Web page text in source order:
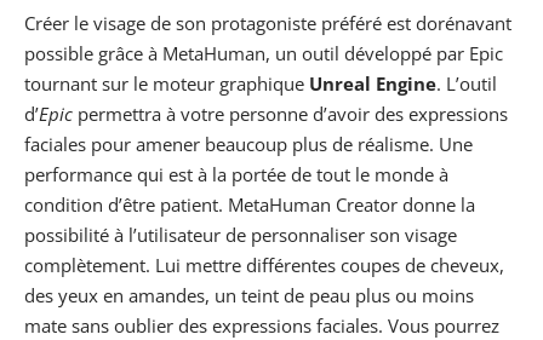
Créer le visage de son protagoniste préféré est dorénavant
possible grâce à MetaHuman, un outil développé par Epic
tournant sur le moteur graphique Unreal Engine. L’outil
d’Epic permettra à votre personne d’avoir des expressions
faciales pour amener beaucoup plus de réalisme. Une
performance qui est à la portée de tout le monde à
condition d’être patient. MetaHuman Creator donne la
possibilité à l’utilisateur de personnaliser son visage
complètement. Lui mettre différentes coupes de cheveux,
des yeux en amandes, un teint de peau plus ou moins
mate sans oublier des expressions faciales. Vous pourrez